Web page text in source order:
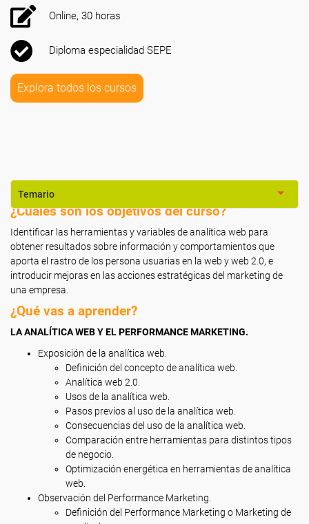
Online, 30 horas
Diploma especialidad SEPE
Explora todos los cursos
Temario
¿Cuáles son los objetivos del curso?
Identificar las herramientas y variables de analítica web para
obtener resultados sobre información y comportamientos que
aporta el rastro de los persona usuarias en la web y web 2.0, e
introducir mejoras en las acciones estratégicas del marketing de
una empresa.
¿Qué vas a aprender?
LA ANALÍTICA WEB Y EL PERFORMANCE MARKETING.
Exposición de la analítica web.
Definición del concepto de analítica web.
Analítica web 2.0.
Usos de la analítica web.
Pasos previos al uso de la analítica web.
Consecuencias del uso de la analítica web.
Comparación entre herramientas para distintos tipos
de negocio.
Optimización energética en herramientas de analítica
web.
Observación del Performance Marketing.
Definición del Performance Marketing o Marketing de